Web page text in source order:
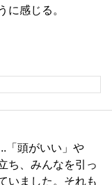
に感じる。
「頭がいい」や
ち、みんなを引っ
いました。それも